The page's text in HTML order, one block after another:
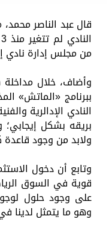
قال عبد الناصر
من مجلس إدارة نادي
وأضاف، خلال
ببرنامج «الماتش»
النادي الإدالرية
بريقه بشكل إيجابي؛
ولابد من وجود قاعدة
وتابع أن دخول
قوية في السوق
على وجود حلول
وهو ما يتمثل لدينا